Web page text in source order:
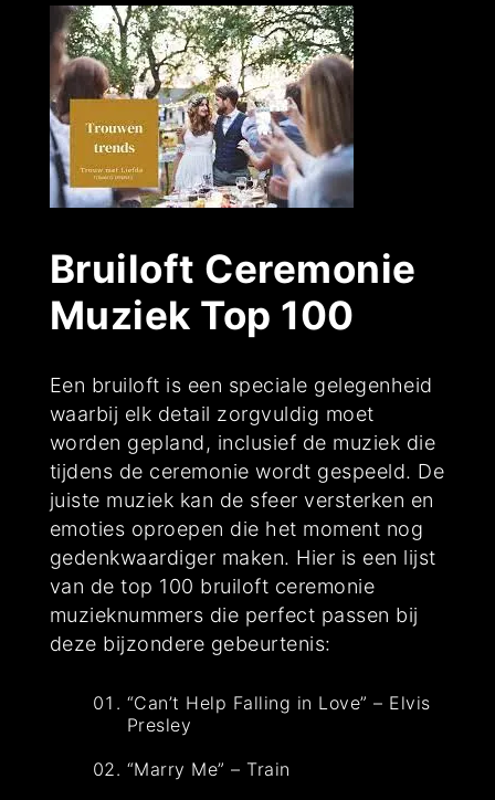
Bruiloft Ceremonie
Muziek Top 100
Een bruiloft is een speciale gelegenheid
waarbij elk detail zorgvuldig moet
worden gepland, inclusief de muziek die
tijdens de ceremonie wordt gespeeld. De
juiste muziek kan de sfeer versterken en
emoties oproepen die het moment nog
gedenkwaardiger maken. Hier is een lijst
van de top 100 bruiloft ceremonie
muzieknummers die perfect passen bij
deze bijzondere gebeurtenis:
“Can’t Help Falling in Love” – Elvis
Presley
“Marry Me” – Train